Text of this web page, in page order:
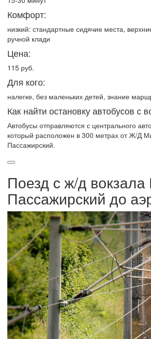
Комфорт:
низкий: стандартные сидячие места,
ручной клади
Цена:
115 руб.
Для кого:
налегке, без маленьких детей, знание
Как найти остановку автобусов с
Автобусы отправляются с центрального
который расположен в 300 метрах от Ж/Д
Пассажирский.
Поезд с ж/д
Пассажирский до